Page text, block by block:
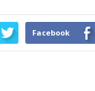
Facebook